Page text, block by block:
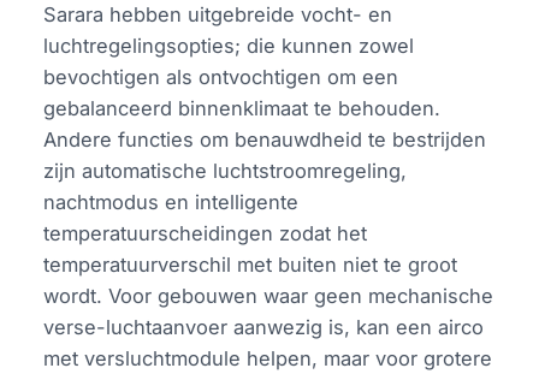
Sarara hebben uitgebreide vocht- en
luchtregelingsopties; die kunnen zowel
bevochtigen als ontvochtigen om een
gebalanceerd binnenklimaat te behouden.
Andere functies om benauwdheid te bestrijden
zijn automatische luchtstroomregeling,
nachtmodus en intelligente
temperatuurscheidingen zodat het
temperatuurverschil met buiten niet te groot
wordt. Voor gebouwen waar geen mechanische
verse-luchtaanvoer aanwezig is, kan een airco
met versluchtmodule helpen, maar voor grotere